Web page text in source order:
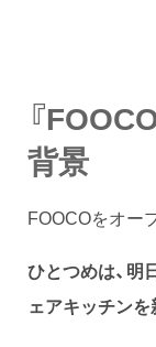
『
背景
FOOCOをオー
ひとつめは、明
ェアキッチンを